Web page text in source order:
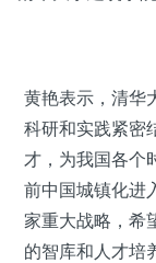
黄艳表示，清华
科研和实践紧密
才，为我国各个
前中国城镇化进
家重大战略，希
的智库和人才培